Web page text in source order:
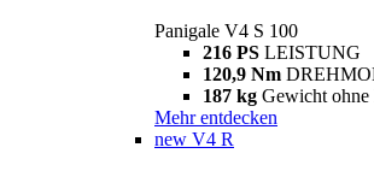
Panigale V4 S 100
216 PS LEISTUNG
120,9 Nm
187 kg Gewicht
Mehr entdecken
new V4 R